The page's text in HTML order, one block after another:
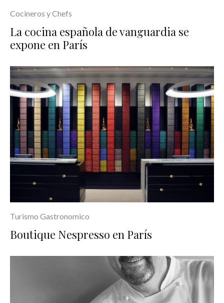
Cocineros y Chefs
La cocina española de vanguardia se
expone en París
Turismo Gastronomico
Boutique Nespresso en París